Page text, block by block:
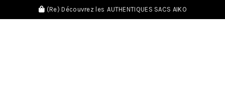
(Re) Découvrez les AUTHENTIQUES SACS AIKO